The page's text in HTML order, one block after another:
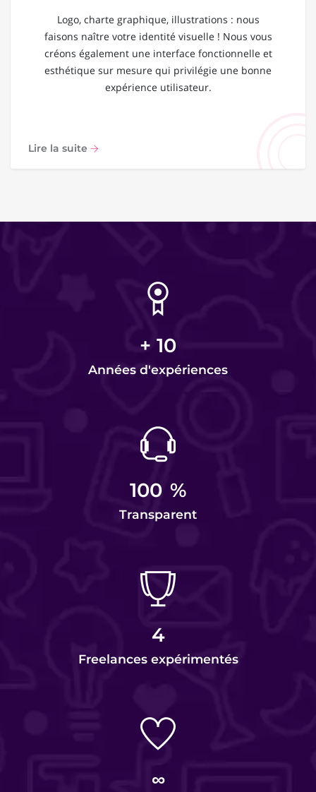
Logo, charte graphique, illustrations : nous
faisons naître votre identité visuelle ! Nous vous
créons également une interface fonctionnelle et
esthétique sur mesure qui privilégie une bonne
expérience utilisateur.
Lire la suite
+ 10
Années d'expériences
100 %
Transparent
4
Freelances expérimentés
∞